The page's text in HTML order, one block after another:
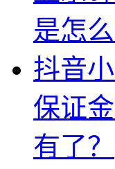
是怎么
抖音
保证
有了？